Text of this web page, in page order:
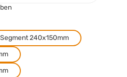
Segment 240x150mm